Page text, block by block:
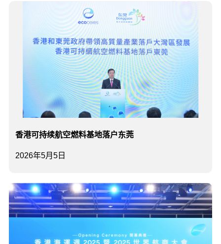
2026年5月5日
香港可持续航空燃料基地落户东莞